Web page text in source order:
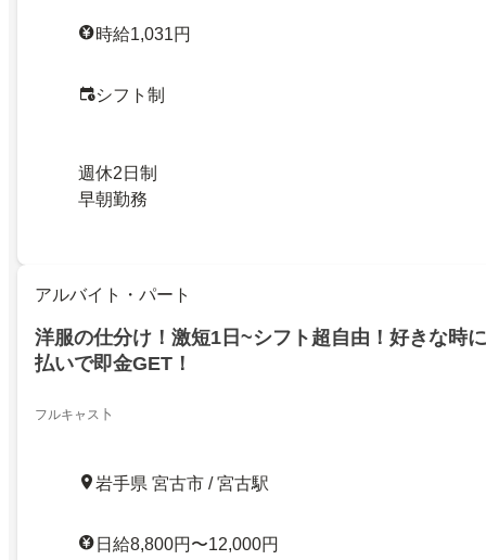
時給1,031円
シフト制
週休2日制
早朝勤務
アルバイト・パート
洋服の仕分け！激短1日~シフト超自由！好きな時
払いで即金GET！
フルキャス卜
岩手県 宮古市 / 宮古駅
日給8,800円〜12,000円